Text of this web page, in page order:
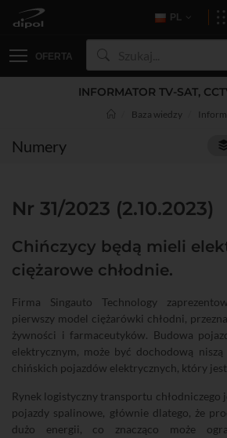
PL
OFERTA
INFORMATOR TV-SAT,
Baza wiedzy
Numery
Nr 31/2023 (2.10.2023)
Chińczycy będą mieli
ciężarowe chłodnie.
Firma Singauto Technology
pierwszy model ciężarówki chłodni,
żywności i farmaceutyków. Budowa
elektrycznym, może być dochodową
chińskich pojazdów elektrycznych, który
Rynek logistyczny transportu chłodniczego
pojazdy spalinowe, głównie dlatego, że
dużo energii, co znacząco może